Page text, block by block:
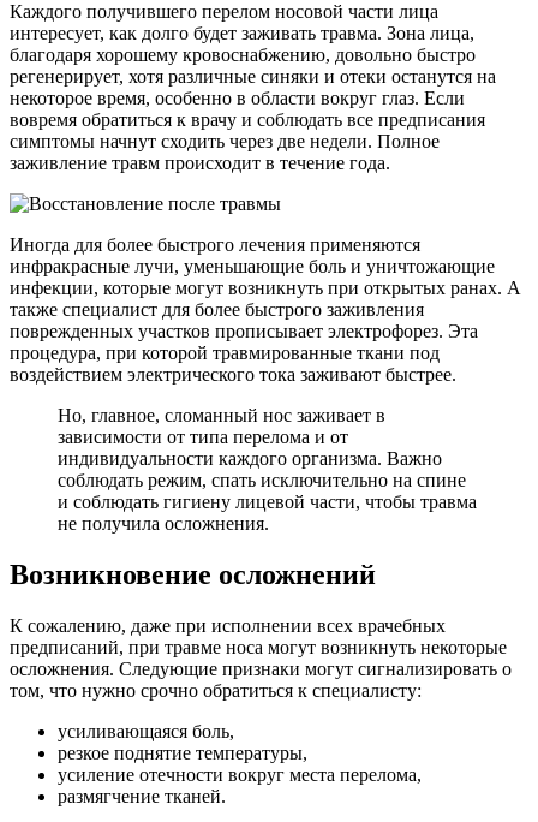
Каждого получившего перелом носовой части лица
интересует, как долго будет заживать травма. Зона лица,
благодаря хорошему кровоснабжению, довольно быстро
регенерирует, хотя различные синяки и отеки останутся на
некоторое время, особенно в области вокруг глаз. Если
вовремя обратиться к врачу и соблюдать все предписания
симптомы начнут сходить через две недели. Полное
заживление травм происходит в течение года.
Иногда для более быстрого лечения применяются
инфракрасные лучи, уменьшающие боль и уничтожающие
инфекции, которые могут возникнуть при открытых ранах. А
также специалист для более быстрого заживления
поврежденных участков прописывает электрофорез. Эта
процедура, при которой травмированные ткани под
воздействием электрического тока заживают быстрее.
Но, главное, сломанный нос заживает в
зависимости от типа перелома и от
индивидуальности каждого организма. Важно
соблюдать режим, спать исключительно на спине
и соблюдать гигиену лицевой части, чтобы травма
не получила осложнения.
Возникновение осложнений
К сожалению, даже при исполнении всех врачебных
предписаний, при травме носа могут возникнуть некоторые
осложнения. Следующие признаки могут сигнализировать о
том, что нужно срочно обратиться к специалисту:
усиливающаяся боль,
резкое поднятие температуры,
усиление отечности вокруг места перелома,
размягчение тканей.